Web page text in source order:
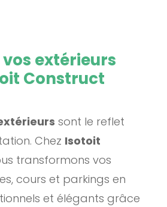
extérieurs
Construct
sont le reflet
Chez Isotoit
transformons vos
cours et parkings en
et élégants grâce